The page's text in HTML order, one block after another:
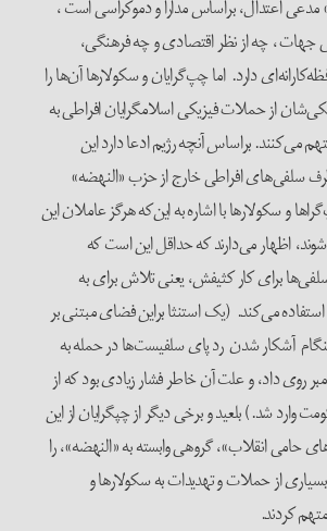
اعتدال، براساس مدارا و دموکراسی است ،
جهات ، چه از نظر اقتصادی و چه فرهنگی،
دارد. اما چپ‌گرایان و سکولارها آن‌ها را
از‌‌ حملات فیزیکی اسلامگرایان افراطی به
می‌کنند. براساس آنچه رژیم ادعا دارد این
سلفی‌های افراطی خارج از حزب «النهضه»
و سکولارها با اشاره به این‌که هرگز عاملان این
اظهار می‌دارند که حداقل این است که
برای کار کثیفش، یعنی تلاش برای به
می‌کند. (یک استنثا براین فضای مبتنی بر
آشکار شدن رد پای سلفیست‌ها در حمله به
روی داد، و علت آن خاطر فشار زیادی بود که از
وارد شد.) بلعید و برخی دیگر از چپگرایان از این
حامی انقلاب»، گروهی وابسته به «النهضه»، را
از حملات و تهدیدات به سکولارها و
کردند.